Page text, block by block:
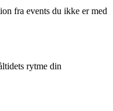
fra events du ikke er med
rytme din